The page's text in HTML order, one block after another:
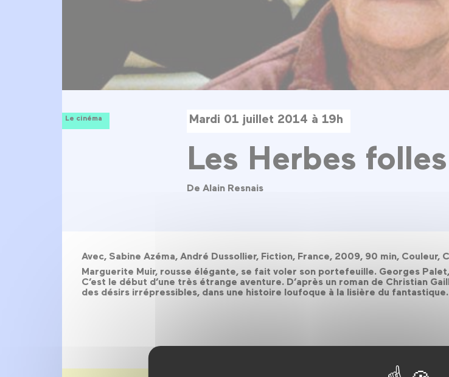
Le cinéma Mardi 01 juillet 2014 à 19h
Les Herbes folles
De Alain Resnais
Avec, Sabine Azéma, André Dussollier, Fiction, France, 2009, 90 min, Couleur,
Marguerite Muir, rousse élégante, se fait voler son portefeuille. Georges
C’est le début d’une très étrange aventure. D’après un roman de Christian
des désirs irrépressibles, dans une histoire loufoque à la lisière du fantastique.